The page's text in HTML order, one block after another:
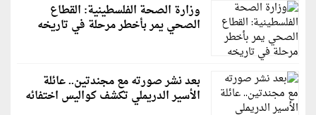
وزارة الصحة الفلسطينية: القطاع
الصحي يمر بأخطر مرحلة في تاريخه
بعد نشر صورته مع مجندتين.. عائلة
الأسير الدريملي تكشف كواليس اختفائه